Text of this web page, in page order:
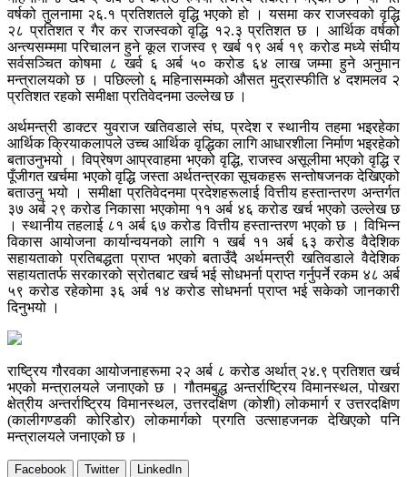
वर्षको तुलनामा २६.१ प्रतिशतले वृद्धि भएको हो । यसमा कर राजस्वको वृद्धि
२८ प्रतिशत र गैर कर राजस्वको वृद्धि १२.३ प्रतिशत छ । आर्थिक वर्षको
अन्त्यसम्ममा परिचालन हुने कूल राजस्व ९ खर्ब १९ अर्ब १९ करोड मध्ये संघीय
सर्वसञ्चित कोषमा ८ खर्व ६ अर्ब ५० करोड ६४ लाख जम्मा हुने अनुमान
मन्त्रालयको छ । पछिल्लो ६ महिनासम्मको औसत मुद्रास्फीति ४ दशमलव २
प्रतिशत रहको समीक्षा प्रतिवेदनमा उल्लेख छ ।
अर्थमन्त्री डाक्टर युवराज खतिवडाले संघ, प्रदेश र स्थानीय तहमा भइरहेका
आर्थिक क्रियाकलापले उच्च आर्थिक वृद्धिका लागि आधारशीला निर्माण भइरहेको
बताउनुभयो । विप्रेषण आप्रवाहमा भएको वृद्धि, राजस्व असूलीमा भएको वृद्धि र
पूँजीगत खर्चमा भएको वृद्धि जस्ता अर्थतन्त्रका सूचकहरू सन्तोषजनक देखिएको
बताउनु भयो । समीक्षा प्रतिवेदनमा प्रदेशहरूलाई वित्तीय हस्तान्तरण अन्तर्गत
३७ अर्ब २९ करोड निकासा भएकोमा ११ अर्ब ४६ करोड खर्च भएको उल्लेख छ
। स्थानीय तहलाई ८१ अर्ब ६७ करोड वित्तीय हस्तान्तरण भएको छ । विभिन्न
विकास आयोजना कार्यान्वयनको लागि १ खर्ब ११ अर्ब ६३ करोड वैदेशिक
सहायताको प्रतिबद्धता प्राप्त भएको बताउँदै अर्थमन्त्री खतिवडाले वैदेशिक
सहायतातर्फ सरकारको स्रोतबाट खर्च भई सोधभर्ना प्राप्त गर्नुपर्ने रकम ४८ अर्ब
५९ करोड रहेकोमा ३६ अर्ब १४ करोड सोधभर्ना प्राप्त भई सकेको जानकारी
दिनुभयो ।
राष्ट्रिय गौरवका आयोजनाहरूमा २२ अर्ब ८ करोड अर्थात् २४.९ प्रतिशत खर्च
भएको मन्त्रालयले जनाएको छ । गौतमबुद्ध अन्तर्राष्ट्रिय विमानस्थल, पोखरा
क्षेत्रीय अन्तर्राष्ट्रिय विमानस्थल, उत्तरदक्षिण (कोशी) लोकमार्ग र उत्तरदक्षिण
(कालीगण्डकी कोरिडोर) लोकमार्गको प्रगति उत्साहजनक देखिएको पनि
मन्त्रालयले जनाएको छ ।
Facebook Twitter LinkedIn